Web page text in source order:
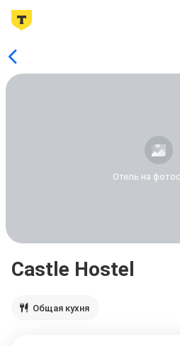
Отель на
Castle Hostel
Общая кухня